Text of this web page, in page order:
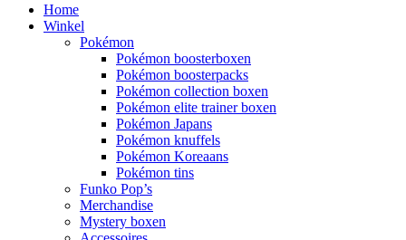
Home
Winkel
Pokémon
Pokémon boosterboxen
Pokémon boosterpacks
Pokémon collection boxen
Pokémon elite trainer boxen
Pokémon Japans
Pokémon knuffels
Pokémon Koreaans
Pokémon tins
Funko Pop’s
Merchandise
Mystery boxen